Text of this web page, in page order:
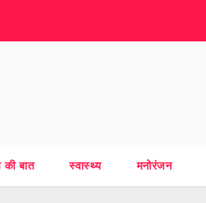
बात स्वास्थ्य मनोरंजन